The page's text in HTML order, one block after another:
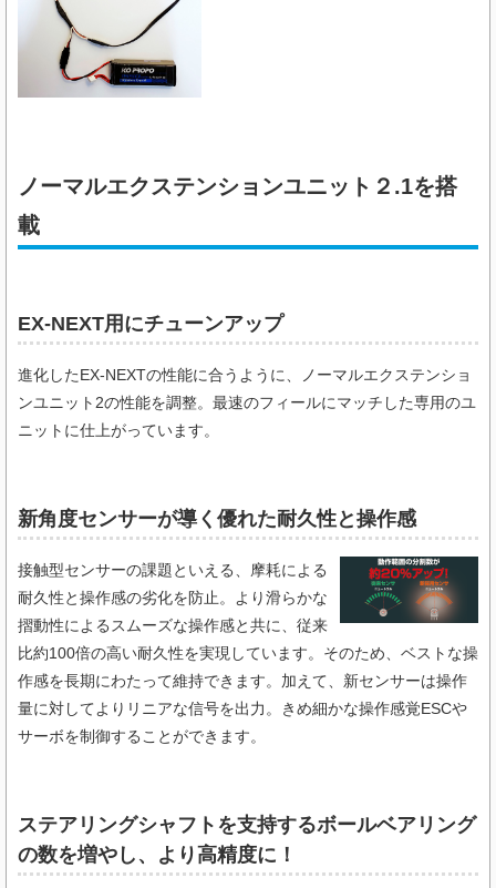
ノーマルエクステンションユニット２.1を搭
載
EX-NEXT用にチューンアップ
進化したEX-NEXTの性能に合うように、ノーマルエクステンショ
ンユニット2の性能を調整。最速のフィールにマッチした専用のユ
ニットに仕上がっています。
新角度センサーが導く優れた耐久性と操作感
接触型センサーの課題といえる、摩耗による
耐久性と操作感の劣化を防止。より滑らかな
摺動性によるスムーズな操作感と共に、従来
比約100倍の高い耐久性を実現しています。そのため、ベストな操
作感を長期にわたって維持できます。加えて、新センサーは操作
量に対してよりリニアな信号を出力。きめ細かな操作感覚ESCや
サーボを制御することができます。
ステアリングシャフトを支持するボールベアリング
の数を増やし、より高精度に！